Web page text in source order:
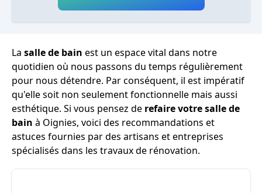
La salle de bain est un espace vital dans notre
quotidien où nous passons du temps régulièrement
pour nous détendre. Par conséquent, il est impératif
qu'elle soit non seulement fonctionnelle mais aussi
esthétique. Si vous pensez de refaire votre salle de
bain à Oignies, voici des recommandations et
astuces fournies par des artisans et entreprises
spécialisés dans les travaux de rénovation.